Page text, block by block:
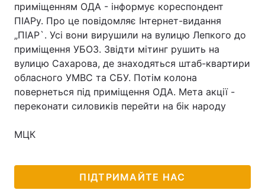
приміщенням ОДА - інформує кореспондент
ПІАРу. Про це повідомляє Інтернет-видання
„ПІАР`. Усі вони вирушили на вулицю Лепкого до
приміщення УБОЗ. Звідти мітинг рушить на
вулицю Сахарова, де знаходяться штаб-квартири
обласного УМВС та СБУ. Потім колона
повернеться під приміщення ОДА. Мета акції -
переконати силовиків перейти на бік народу
МЦК
ПІДТРИМАЙТЕ НАС